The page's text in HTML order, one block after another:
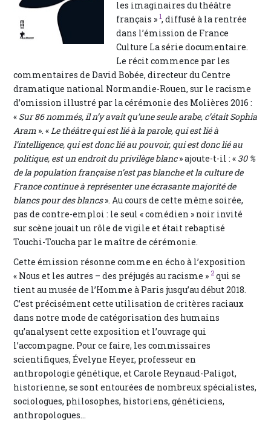
les imaginaires du théâtre
français » 1, diffusé à la rentrée
dans l’émission de France
Culture La série documentaire.
Le récit commence par les
commentaires de David Bobée, directeur du Centre
dramatique national Normandie-Rouen, sur le racisme
d’omission illustré par la cérémonie des Molières 2016 :
« Sur 86 nommés, il n’y avait qu’une seule arabe, c’était Sophia
Aram ». « Le théâtre qui est lié à la parole, qui est lié à
l’intelligence, qui est donc lié au pouvoir, qui est donc lié au
politique, est un endroit du privilège blanc» ajoute-t-il : « 30 %
de la population française n’est pas blanche et la culture de
France continue à représenter une écrasante majorité de
blancs pour des blancs». Au cours de cette même soirée,
pas de contre-emploi : le seul « comédien » noir invité
sur scène jouait un rôle de vigile et était rebaptisé
Touchi-Toucha par le maître de cérémonie.
Cette émission résonne comme en écho à l’exposition
« Nous et les autres – des préjugés au racisme » 2 qui se
tient au musée de l’Homme à Paris jusqu’au début 2018.
C’est précisément cette utilisation de critères raciaux
dans notre mode de catégorisation des humains
qu’analysent cette exposition et l’ouvrage qui
l’accompagne. Pour ce faire, les commissaires
scientifiques, Évelyne Heyer, professeur en
anthropologie génétique, et Carole Reynaud-Paligot,
historienne, se sont entourées de nombreux spécialistes,
sociologues, philosophes, historiens, généticiens,
anthropologues…